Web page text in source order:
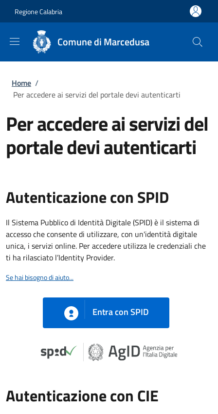
Regione Calabria
Comune di Marcedusa
Briciole di pane
Home /
Per accedere ai servizi del portale devi autenticarti
Per accedere ai servizi del
portale devi autenticarti
Autenticazione con SPID
Il Sistema Pubblico di Identità Digitale (SPID) è il sistema di
accesso che consente di utilizzare, con un'identità digitale
unica, i servizi online. Per accedere utilizza le credenziali che
ti ha rilasciato l’Identity Provider.
Se hai bisogno di aiuto...
Entra con SPID
Autenticazione con CIE